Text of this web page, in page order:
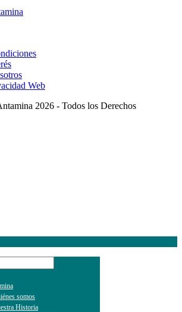
Web
2026 - Todos los Derechos
somos
Historia